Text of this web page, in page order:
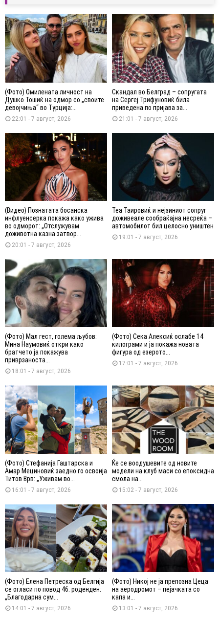
(Фото) Омилената личност на
Душко Тошиќ на одмор со „своите
девојчиња“ во Турција:...
22:01 - 7 август, 2026
Скандал во Белград – сопругата
на Сергеј Трифуновиќ била
приведена по пријава за...
21:01 - 7 август, 2026
(Видео) Познатата босанска
инфлуенсерка покажа како ужива
во одморот: „Отслужувам
доживотна казна затвор...
20:01 - 7 август, 2026
Теа Таировиќ и нејзиниот сопруг
доживеале сообраќајна несреќа –
автомобилот бил целосно уништен
19:01 - 7 август, 2026
(Фото) Мал гест, голема љубов:
Мина Наумовиќ откри како
братчето ја покажува
приврзаноста...
18:01 - 7 август, 2026
(Фото) Сека Алексиќ ослабе 14
килограми и ја покажа новата
фигура од езерото...
17:01 - 7 август, 2026
(Фото) Стефанија Гаштарска и
Амар Мециновиќ заедно го освоија
Титов Врв: „Уживам во...
16:01 - 7 август, 2026
Ќе се воодушевите од новите
модели на клуб маси со епоксидна
смола на...
15:02 - 7 август, 2026
(Фото) Елена Петреска од Белгија
се огласи по повод 46. роденден:
„Благодарна сум...
14:01 - 7 август, 2026
(Фото) Никој не ја препозна Цеца
на аеродромот – пејачката со
капа и...
13:01 - 7 август, 2026